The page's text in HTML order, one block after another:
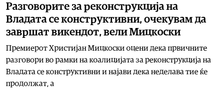
Разговорите за реконструкција на
Владата се конструктивни, очекувам да
завршат викендот, вели Мицкоски
Премиерот Христијан Мицкоски оцени дека првичните
разговори во рамки на коалицијата за реконструкција на
Владата се конструктивни и најави дека неделава тие ќе
продолжат, а